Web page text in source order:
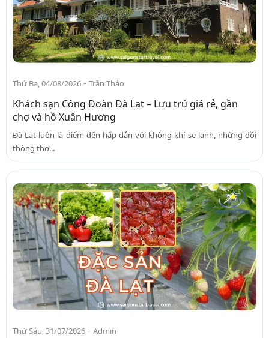
Thứ Ba, 04/08/2026 - Trần Thảo
Khách sạn Công Đoàn Đà Lạt – Lưu trú giá rẻ, gần
chợ và hồ Xuân Hương
Đà Lạt luôn là điểm đến hấp dẫn với không khí se lạnh, những đồi
thông thơ...
Thứ Sáu, 31/07/2026 - Admin